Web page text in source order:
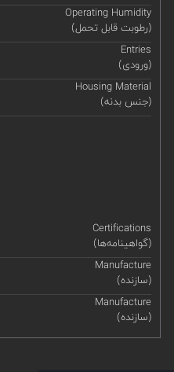
Operating Humidity
(رطوبت قابل تحمل)
Entries
(ورودی)
Housing Material
(جنس بدنه)
Certifications
(گواهینامه‌ها)
Manufacture
(سازنده)
Manufacture
(سازنده)